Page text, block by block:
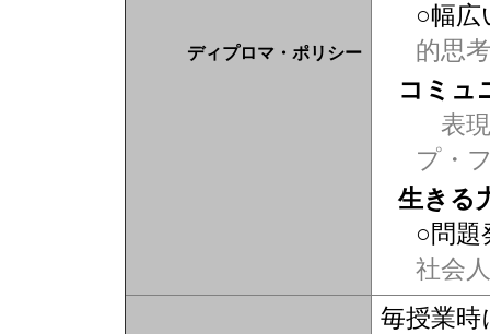
ディプロマ・ポリシー
○幅広
的思
コミュ
表現
プ・
生きる
○問題
社会
毎授業